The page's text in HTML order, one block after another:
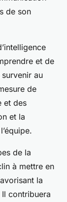
de son
et de
au
de
et des
et la
de la
à mettre en
la
contribuera